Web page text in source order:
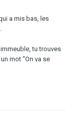
a mis bas, les
tu trouves
mot "On va se